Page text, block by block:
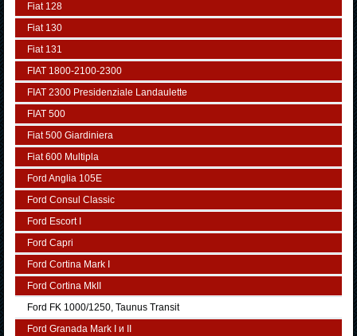
Fiat 128
Fiat 130
Fiat 131
FIAT 1800-2100-2300
FIAT 2300 Presidenziale Landaulette
FIAT 500
Fiat 500 Giardiniera
Fiat 600 Multipla
Ford Anglia 105E
Ford Consul Classic
Ford Escort I
Ford Capri
Ford Cortina Mark I
Ford Cortina MkII
Ford FK 1000/1250, Taunus Transit
Ford Granada Mark I и II